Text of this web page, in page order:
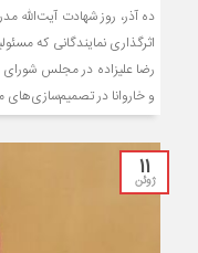
ده آذر، روز شهادت
اثرگذاری نمایندگانی که
رضا علیزاده در مجلس
و خاروانا در تصمیم‌سازی‌های
11
ژوئن